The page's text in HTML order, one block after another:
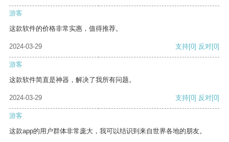
游客
这款软件的价格非常实惠，值得推荐。
2024-03-29 支持[0] 反对[0]
游客
这款软件简直是神器，解决了我所有问题。
2024-03-29 支持[0] 反对[0]
游客
这款app的用户群体非常庞大，我可以结识到来自世界各地的朋友。